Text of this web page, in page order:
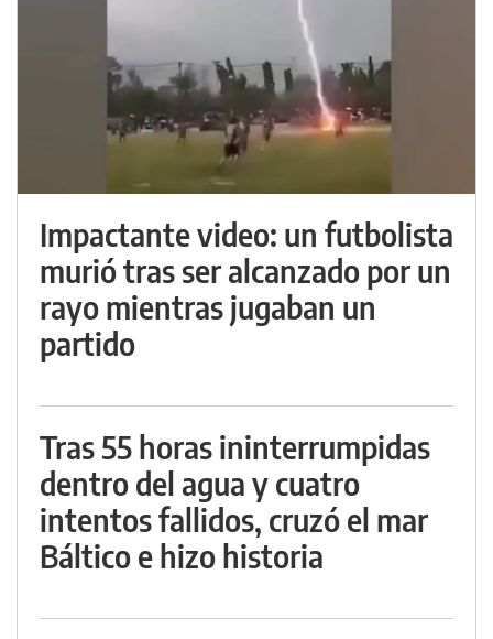
Impactante video: un futbolista
murió tras ser alcanzado por un
rayo mientras jugaban un
partido
Tras 55 horas ininterrumpidas
dentro del agua y cuatro
intentos fallidos, cruzó el mar
Báltico e hizo historia